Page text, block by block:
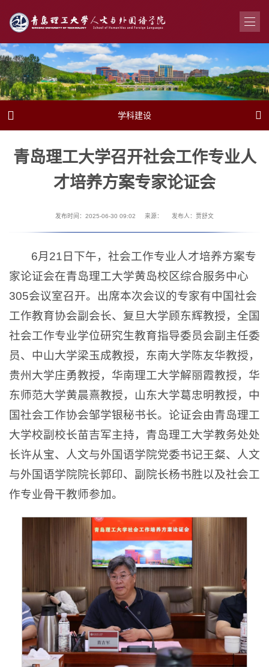
 学科建设 
青岛理工大学召开社会工作专业人
才培养方案专家论证会
发布时间：2025-06-30 09:02 来源： 发布人：贾舒文
6月21日下午，社会工作专业人才培养方案专
家论证会在青岛理工大学黄岛校区综合服务中心
305会议室召开。出席本次会议的专家有中国社会
工作教育协会副会长、复旦大学顾东辉教授，全国
社会工作专业学位研究生教育指导委员会副主任委
员、中山大学梁玉成教授，东南大学陈友华教授，
贵州大学庄勇教授，华南理工大学解丽霞教授，华
东师范大学黄晨熹教授，山东大学葛忠明教授，中
国社会工作协会邹学银秘书长。论证会由青岛理工
大学校副校长苗吉军主持，青岛理工大学教务处处
长许从宝、人文与外国语学院党委书记王粲、人文
与外国语学院院长郭印、副院长杨书胜以及社会工
作专业骨干教师参加。